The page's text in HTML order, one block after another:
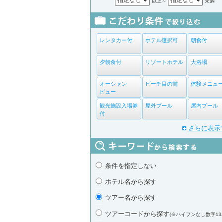
レンタカー付 ホテル選択可 朝食付
夕朝食付 リゾートホテル 大浴場
オーシャン
ビュー
ビーチ目の前 体験メニュ
観光施設入場券
付
屋外プール 屋内プール
さらに表示
条件を指定しない
ホテル名から探す
ツアー名から探す
ツアーコードから探す(※ハイフンなし数字13